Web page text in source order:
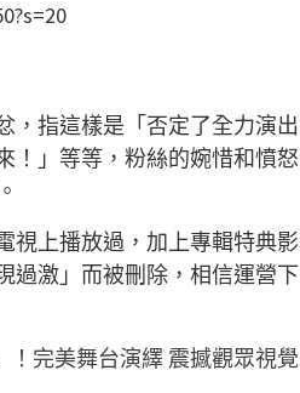
，指這樣是「否定了全力演出
！」等等，粉絲的婉惜和憤怒
視上播放過，加上專輯特典影
過激」而被刪除，相信運營下
！完美舞台演繹 震撼觀眾視覺